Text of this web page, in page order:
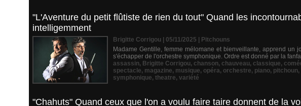
"L'Aventure du petit flûtiste de rien du tout" Quand les
intelligemment
Brigitte Corrigou | 05/11/2025
Pitchouns
Madame Gentille, femme mélomane et bienveillante, apprend un
s'échapper de l'orchestre symphonique. Ordre est donné par la
assassin, Brigitte Corrigou, chanson, chauveau, classique,
spectacle, magazine, musique, opéra, orchestre, piano, pitchoun,
symphonique, theatre, variété
"Chahuts" Quand ceux que l'on a voulu faire taire donnent de la